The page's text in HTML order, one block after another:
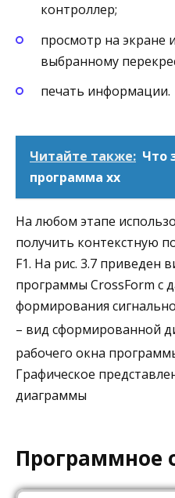
контроллер;
просмотр на экране
выбранному
печать информации.
Читайте также: Что
программа xx
На любом этапе
получить контекстную
F1. На рис. 3.7 приведен
программы CrossForm с
формирования
– вид сформированной
рабочего окна
Графическое
диаграммы
Программное